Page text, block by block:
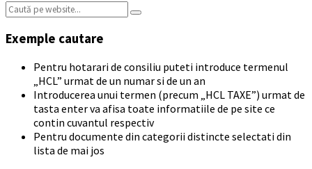
Search:
Exemple cautare
Pentru hotarari de consiliu puteti introduce termenul
„HCL” urmat de un numar si de un an
Introducerea unui termen (precum „HCL TAXE”) urmat de
tasta enter va afisa toate informatiile de pe site ce
contin cuvantul respectiv
Pentru documente din categorii distincte selectati din
lista de mai jos